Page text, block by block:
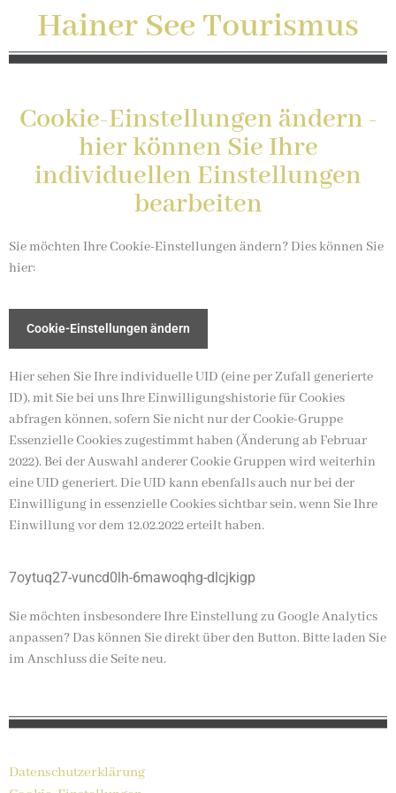
Hainer See Tourismus
Cookie-Einstellungen ändern -
hier können Sie Ihre
individuellen Einstellungen
bearbeiten
Sie möchten Ihre Cookie-Einstellungen ändern? Dies können Sie
hier:
Cookie-Einstellungen ändern
Hier sehen Sie Ihre individuelle UID (eine per Zufall generierte
ID), mit Sie bei uns Ihre Einwilligungshistorie für Cookies
abfragen können, sofern Sie nicht nur der Cookie-Gruppe
Essenzielle Cookies zugestimmt haben (Änderung ab Februar
2022). Bei der Auswahl anderer Cookie Gruppen wird weiterhin
eine UID generiert. Die UID kann ebenfalls auch nur bei der
Einwilligung in essenzielle Cookies sichtbar sein, wenn Sie Ihre
Einwillung vor dem 12.02.2022 erteilt haben.
7oytuq27-vuncd0lh-6mawoqhg-dlcjkigp
Sie möchten insbesondere Ihre Einstellung zu Google Analytics
anpassen? Das können Sie direkt über den Button. Bitte laden Sie
im Anschluss die Seite neu.
Datenschutzerklärung